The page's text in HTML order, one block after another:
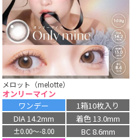
メロット（melotte）
オンリーマイン
ワンデー
1箱10枚入り
DIA 14.2mm
着色 13.0mm
±0.00〜-8.00
BC 8.6mm